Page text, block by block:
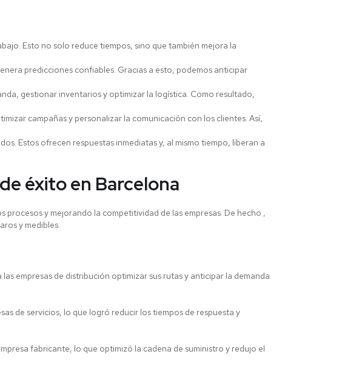
Esto no solo reduce tiempos, sino que también mejora la
predicciones confiables. Gracias a esto, podemos anticipar
gestionar inventarios y optimizar la logística. Como resultado,
campañas y personalizar la comunicación con los clientes. Así,
Estos ofrecen respuestas inmediatas y, al mismo tiempo, liberan a
éxito en Barcelona
y mejorando la competitividad de las empresas. De hecho ,
y medibles.
empresas de distribución optimizar sus rutas y anticipar la demanda
de servicios, lo que logró reducir los tiempos de respuesta y
fabricante, lo que optimizó la cadena de suministro y redujo el